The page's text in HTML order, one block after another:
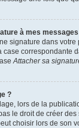
à mes
signature dans
case correspondante
Attacher sa
?
lors de la
le droit de créer
choisir lors de son